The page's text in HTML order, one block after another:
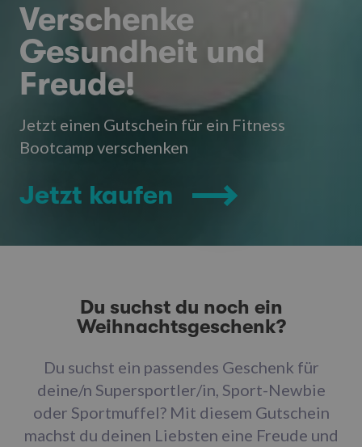
Verschenke
Gesundheit und
Freude!
Jetzt einen Gutschein für ein Fitness
Bootcamp verschenken
Jetzt kaufen
Du suchst du noch ein
Weihnachtsgeschenk?
Du suchst ein passendes Geschenk für
deine/n Supersportler/in, Sport-Newbie
oder Sportmuffel? Mit diesem Gutschein
machst du deinen Liebsten eine Freude und